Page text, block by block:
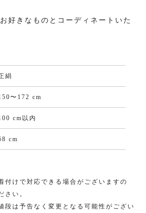
覧へ
好きなものとコーディネートいた
絹
〜172 cm
cm以内
cm
付けで対応できる場合がございますの
さい。
段は予告なく変更となる可能性がござい